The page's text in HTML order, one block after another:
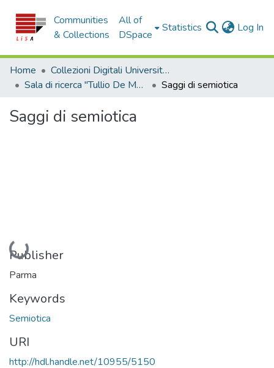
Communities
& Collections
All of
DSpace
Statistics Log In
Home
Collezioni Digitali Università della Calabria
Sala di ricerca "Tullio De Mauro"
Saggi di semiotica
Saggi di semiotica
Loading...
Publisher
Parma
Keywords
Semiotica
URI
http://hdl.handle.net/10955/5150